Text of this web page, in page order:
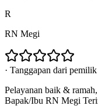
R
RN Megi
· Tanggapan dari
Pelayanan baik &
Bapak/Ibu RN Megi